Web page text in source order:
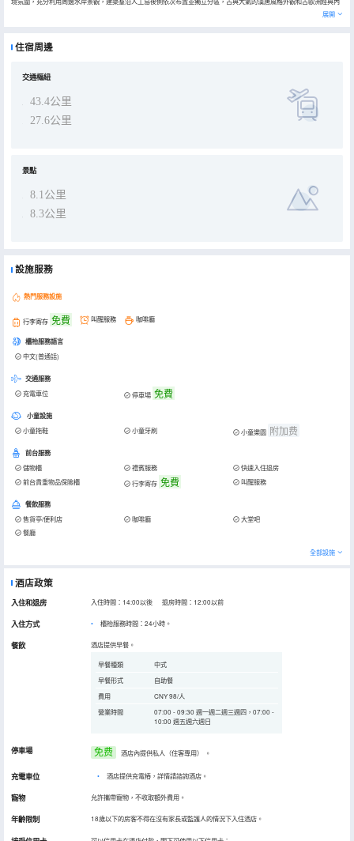
飾相結合，融中西於一體，集文化之大成。配套齊全的中西餐廳，宴會廳、會議室、康體中心、温泉中心，擁有高星標
自然迴歸與內在平靜的絕美處所，在這裏您可以棄鬧市之塵埃，而取天地之煙霞。
展開
住宿周邊
交通樞紐
43.4公里
27.6公里
景點
8.1公里
8.3公里
設施服務
熱門服務設施
行李寄存 免費 叫醒服務 咖啡廳
櫃枱服務語言
中文(普通話)
交通服務
充電車位 停車場 免費
小童設施
小童拖鞋 小童牙刷 小童樂園 附加费
前台服務
儲物櫃 禮賓服務
快速入住退房
前台貴重物品保險櫃
行李寄存 免費 叫醒服務
餐飲服務
售貨亭/便利店 咖啡廳
大堂吧
餐廳
全部設施
酒店政策
入住和退房 入住時間：14:00以後 退房時間：12:00以前
入住方式 櫃枱服務時間：24小時。
餐飲 酒店提供早餐。
早餐種類
中式
早餐形式
自助餐
費用
CNY 98/人
營業時間
07:00 - 09:30 週一週二週三週四，07:00 -
10:00 週五週六週日
停車場 免费 酒店內提供私人（住客專用） 。
充電車位 • 酒店提供充電樁，詳情請諮詢酒店。
寵物 允許攜帶寵物，不收取額外費用。
年齡限制 18歲以下的房客不得在沒有家長或監護人的情況下入住酒店。